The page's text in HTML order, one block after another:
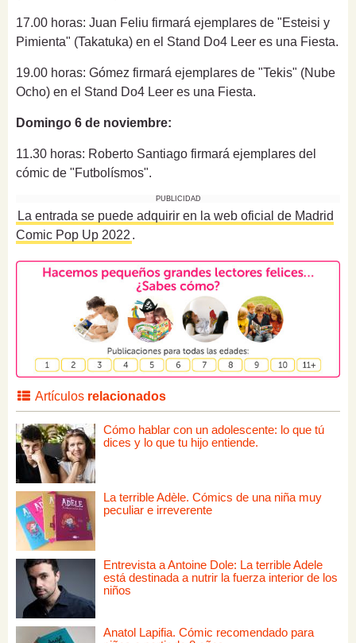
17.00 horas: Juan Feliu firmará ejemplares de "Esteisi y
Pimienta" (Takatuka) en el Stand Do4 Leer es una Fiesta.
19.00 horas: Gómez firmará ejemplares de "Tekis" (Nube
Ocho) en el Stand Do4 Leer es una Fiesta.
Domingo 6 de noviembre:
11.30 horas: Roberto Santiago firmará ejemplares del
cómic de "Futbolísmos".
PUBLICIDAD
La entrada se puede adquirir en la web oficial de Madrid
Comic Pop Up 2022 .
Artículos relacionados
Cómo hablar con un adolescente: lo que tú
dices y lo que tu hijo entiende.
La terrible Adèle. Cómics de una niña muy
peculiar e irreverente
Entrevista a Antoine Dole: La terrible Adele
está destinada a nutrir la fuerza interior de los
niños
Anatol Lapifia. Cómic recomendado para